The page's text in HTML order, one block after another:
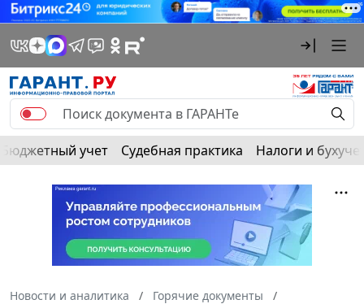
Бюджетный учет Судебная практика Налоги и
Новости и аналитика
Горячие документы